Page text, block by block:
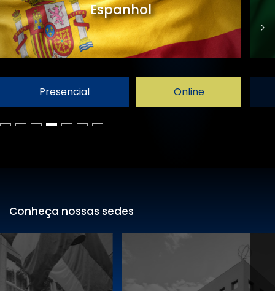
Espanhol
Presencial Online
Conheça nossas sedes